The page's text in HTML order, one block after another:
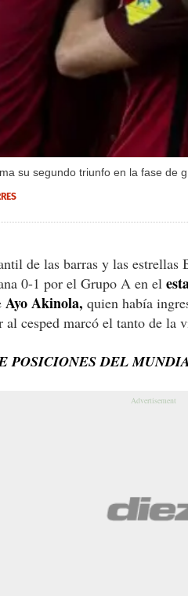
su segundo triunfo en la fase de
de las barras y las estrellas
0-1 por el Grupo A en el
Ayo Akinola, quien había
al cesped marcó el tanto de la
POSICIONES DEL